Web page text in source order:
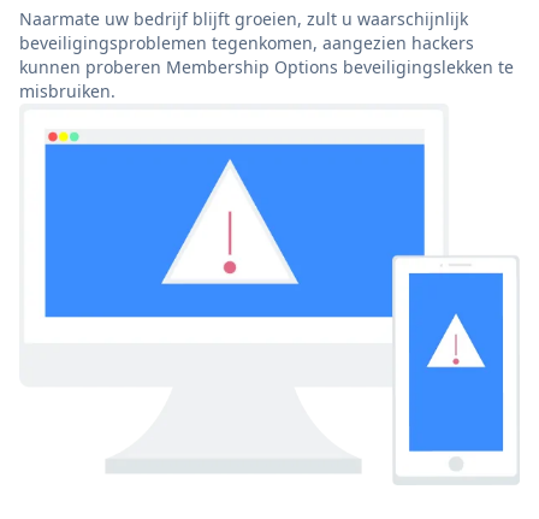
Naarmate uw bedrijf blijft groeien, zult u waarschijnlijk
beveiligingsproblemen tegenkomen, aangezien hackers
kunnen proberen Membership Options beveiligingslekken te
misbruiken.